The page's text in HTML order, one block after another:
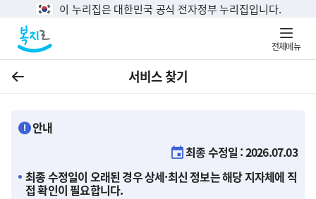
이 누리집은 대한민국 공식 전자정부 누리집입니다.
전체메뉴
이전 서비스 찾기
안내
최종 수정일 : 2026.07.03
최종 수정일이 오래된 경우 상세·최신 정보는 해당 지자체에 직
접 확인이 필요합니다.